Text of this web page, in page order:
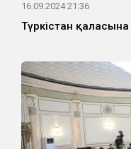
16.09.2024 21:36
Түркістан